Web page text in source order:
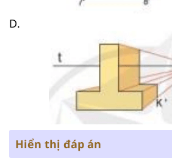
D.
Hiển thị đáp án